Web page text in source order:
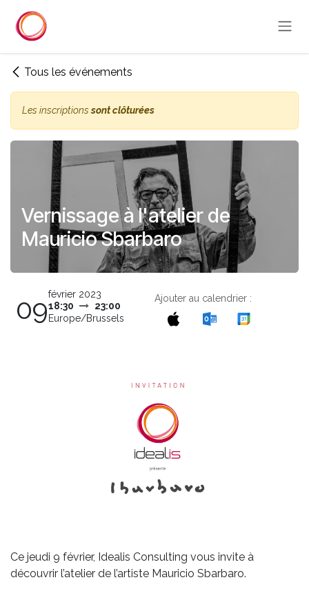
Tous les événements
Les inscriptionssont clôturées
Vernissage à l'atelier de
Mauricio Sbarbaro
09février 2023
18:30
23:00
Europe/Brussels
Ajouter au calendrier :
Ce jeudi 9 février, Idealis Consulting vous invite à
découvrir l’atelier de l’artiste Mauricio Sbarbaro.